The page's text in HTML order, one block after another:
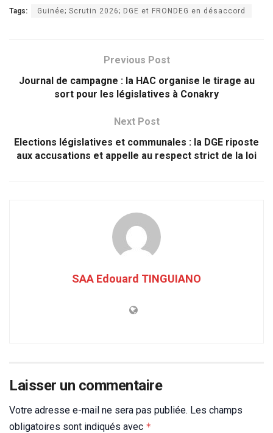
Tags: Guinée; Scrutin 2026; DGE et FRONDEG en désaccord
Previous Post
Journal de campagne : la HAC organise le tirage au
sort pour les législatives à Conakry
Next Post
Elections législatives et communales : la DGE riposte
aux accusations et appelle au respect strict de la loi
SAA Edouard TINGUIANO
Laisser un commentaire
Votre adresse e-mail ne sera pas publiée. Les champs
obligatoires sont indiqués avec *